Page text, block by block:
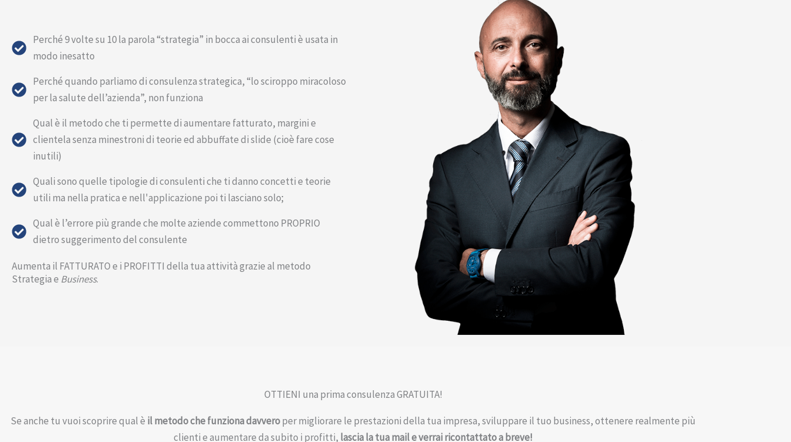
Perché 9 volte su 10 la parola “strategia” in bocca ai consulenti è usata in
modo inesatto
Perché quando parliamo di consulenza strategica, “lo sciroppo miracoloso
per la salute dell’azienda”, non funziona
Qual è il metodo che ti permette di aumentare fatturato, margini e
clientela senza minestroni di teorie ed abbuffate di slide (cioè fare cose
inutili)
Quali sono quelle tipologie di consulenti che ti danno concetti e teorie
utili ma nella pratica e nell'applicazione poi ti lasciano solo;
Qual è l’errore più grande che molte aziende commettono PROPRIO
dietro suggerimento del consulente
Aumenta il FATTURATO e i PROFITTI della tua attività grazie al metodo
Strategia e Business.
OTTIENI una prima consulenza GRATUITA!
Se anche tu vuoi scoprire qual è il metodo che funziona davveroper migliorare le prestazioni della tua impresa, sviluppare il tuo business, ottenere realmente più
clienti e aumentare da subito i profitti, lascia la tua mail e verrai ricontattato a breve!